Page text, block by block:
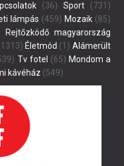
(36) Sport(731)
lámpás (459) Mozaik(85)
Rejtőzködő magyarország
Életmód (1) Alámerült
Tv fotel (65) Mondom a
kávéház (549)